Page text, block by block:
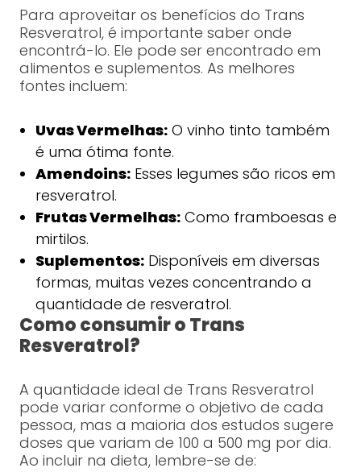
Para aproveitar os benefícios do Trans
Resveratrol, é importante saber onde
encontrá-lo. Ele pode ser encontrado em
alimentos e suplementos. As melhores
fontes incluem:
Uvas Vermelhas:O vinho tinto também
é uma ótima fonte.
Amendoins:Esses legumes são ricos em
resveratrol.
Frutas Vermelhas:Como framboesas e
mirtilos.
Suplementos:Disponíveis em diversas
formas, muitas vezes concentrando a
quantidade de resveratrol.
Como consumir o Trans
Resveratrol?
A quantidade ideal de Trans Resveratrol
pode variar conforme o objetivo de cada
pessoa, mas a maioria dos estudos sugere
doses que variam de 100 a 500 mg por dia.
Ao incluir na dieta, lembre-se de: